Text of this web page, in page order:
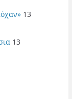
13
13